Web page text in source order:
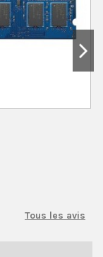
Tous les avis